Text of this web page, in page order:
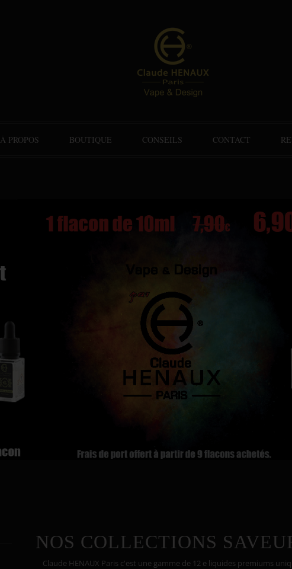
À PROPOS BOUTIQUE CONSEILS CONTACT
NOS COLLECTIONS
Claude HENAUX Paris c'est une gamme de 12 e liquides premiums